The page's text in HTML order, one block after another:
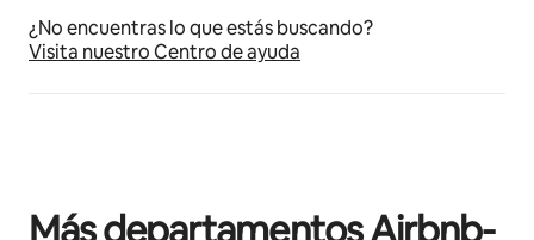
¿No encuentras lo que estás buscando?
Visita nuestro Centro de ayuda